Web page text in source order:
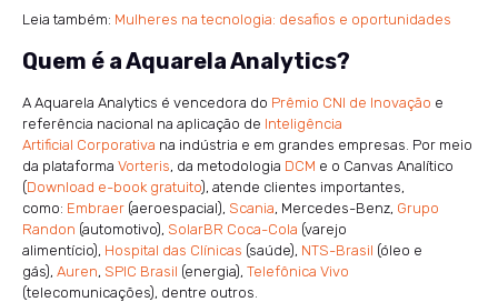
Leia também: Mulheres na tecnologia: desafios e oportunidades
Quem é a Aquarela Analytics?
A Aquarela Analytics é vencedora do Prêmio CNI de Inovação e
referência nacional na aplicação de Inteligência
Artificial Corporativa na indústria e em grandes empresas. Por meio
da plataforma Vorteris, da metodologia DCM e o Canvas Analítico
(Download e-book gratuito), atende clientes importantes,
como: Embraer (aeroespacial), Scania, Mercedes-Benz, Grupo
Randon (automotivo), SolarBR Coca-Cola (varejo
alimentício), Hospital das Clínicas (saúde), NTS-Brasil (óleo e
gás), Auren, SPIC Brasil (energia), Telefônica Vivo
(telecomunicações), dentre outros.